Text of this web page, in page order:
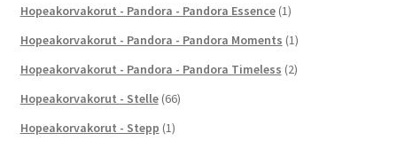
Hopeakorvakorut - Pandora - Pandora Essence (1)
Hopeakorvakorut - Pandora - Pandora Moments (1)
Hopeakorvakorut - Pandora - Pandora Timeless (2)
Hopeakorvakorut - Stelle (66)
Hopeakorvakorut - Stepp (1)